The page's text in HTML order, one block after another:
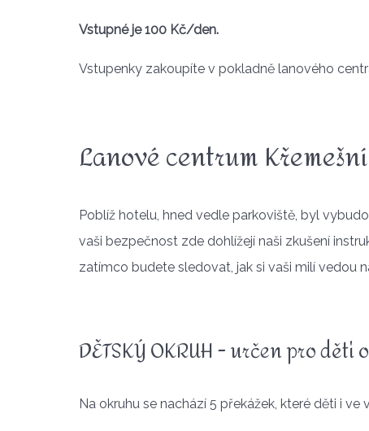
Vstupné je 100 Kč/den.
Vstupenky zakoupíte v pokladně lanového
Lanové centrum
Poblíž hotelu, hned vedle parkoviště, byl
vaši bezpečnost zde dohlížejí naši zkušení
zatímco budete sledovat, jak si vaši milí vedou
DĚTSKÝ OKRUH - určen pro děti
Na okruhu se nachází 5 překážek, které děti i